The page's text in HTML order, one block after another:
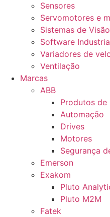
Sensores
Servomotores e
Sistemas de
Software
Variadores de
Ventilação
Marcas
ABB
Produtos de
Automação
Drives
Motores
Segurança
Emerson
Exakom
Pluto
Pluto M2M
Fatek